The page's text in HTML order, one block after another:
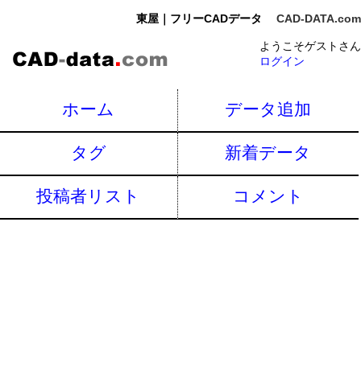
東屋｜フリーCADデータ CAD-DATA.com
ようこそゲストさん
ログイン
ホーム データ追加
タグ 新着データ
投稿者リスト コメント